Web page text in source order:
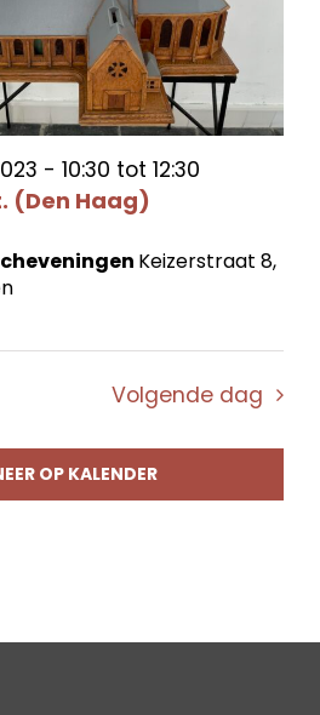
(Den Haag)
- 10:30 tot 12:30
Keizerstraat 8,
Volgende dag
OP KALENDER